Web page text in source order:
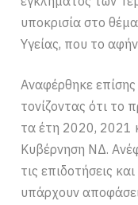
υποκρισία στο
Υγείας, που το
Αναφέρθηκε
τονίζοντας ότι το
τα έτη 2020, 2021
Κυβέρνηση ΝΔ.
τις επιδοτήσεις
υπάρχουν